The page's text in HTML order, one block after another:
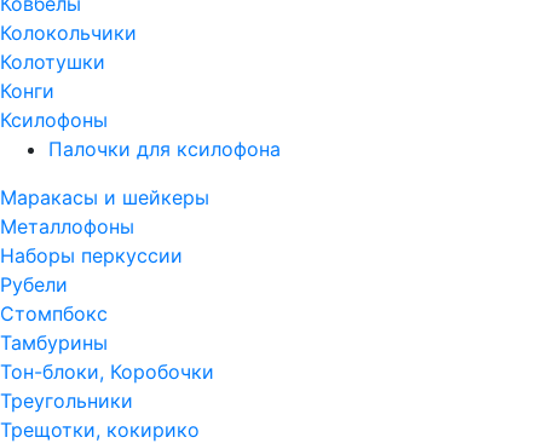
Колокольчики
Колотушки
Конги
Ксилофоны
Палочки для ксилофона
Маракасы и шейкеры
Металлофоны
Наборы перкуссии
Рубели
Стомпбокс
Тамбурины
Тон-блоки, Коробочки
Треугольники
Трещотки, кокирико